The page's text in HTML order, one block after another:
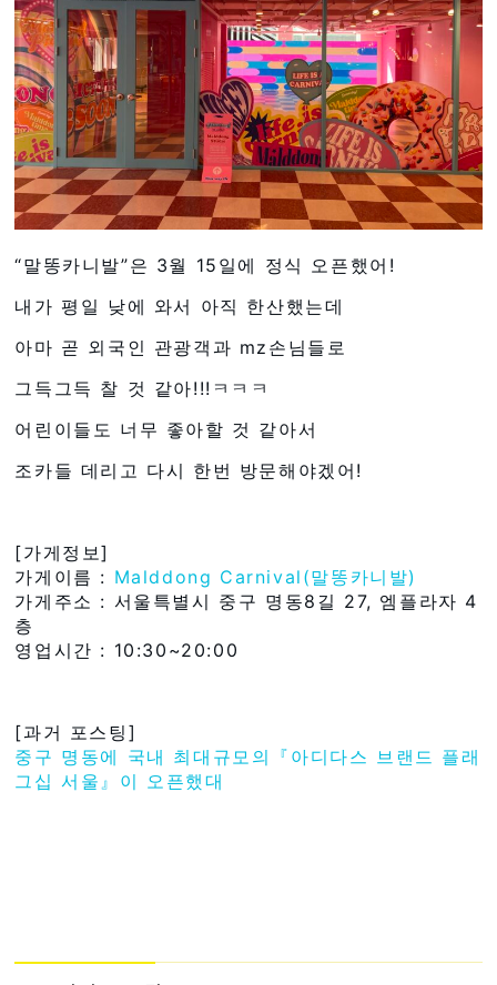
“말똥카니발”은 3월 15일에 정식 오픈했어!
내가 평일 낮에 와서 아직 한산했는데
아마 곧 외국인 관광객과 mz손님들로
그득그득 찰 것 같아!!!ㅋㅋㅋ
어린이들도 너무 좋아할 것 같아서
조카들 데리고 다시 한번 방문해야겠어!
[가게정보]
가게이름 : Malddong Carnival(말똥카니발)
가게주소 : 서울특별시 중구 명동8길 27, 엠플라자 4
층
영업시간 : 10:30~20:00
[과거 포스팅]
중구 명동에 국내 최대규모의『아디다스 브랜드 플래
그십 서울』이 오픈했대